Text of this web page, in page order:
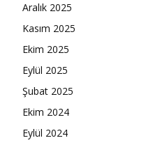
Aralık 2025
Kasım 2025
Ekim 2025
Eylül 2025
Şubat 2025
Ekim 2024
Eylül 2024